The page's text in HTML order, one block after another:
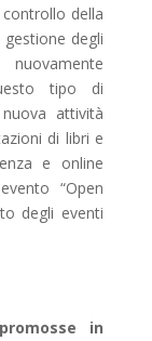
della
degli
tipo di
attività
di libri e
e online
“Open
degli eventi
in